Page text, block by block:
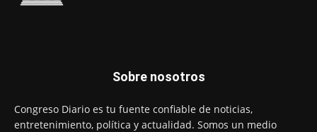
Sobre nosotros
Congreso Diario es tu fuente confiable de noticias,
entretenimiento, política y actualidad. Somos un medio